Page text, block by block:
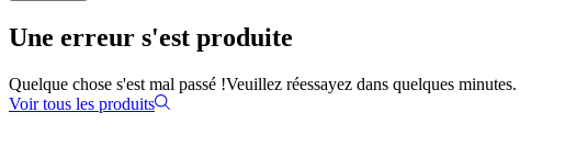
Une erreur s'est produite
Quelque chose s'est mal passé !Veuillez réessayez dans quelques minutes.
Voir tous les produits